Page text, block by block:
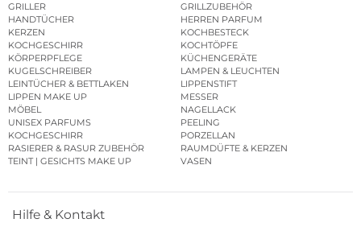
GRILLER
GRILLZUBEHÖR
HANDTÜCHER
HERREN PARFUM
KERZEN
KOCHBESTECK
KOCHGESCHIRR
KOCHTÖPFE
KÖRPERPFLEGE
KÜCHENGERÄTE
KUGELSCHREIBER
LAMPEN & LEUCHTEN
LEINTÜCHER & BETTLAKEN
LIPPENSTIFT
LIPPEN MAKE UP
MESSER
MÖBEL
NAGELLACK
UNISEX PARFUMS
PEELING
KOCHGESCHIRR
PORZELLAN
RASIERER & RASUR ZUBEHÖR
RAUMDÜFTE & KERZEN
TEINT | GESICHTS MAKE UP
VASEN
Hilfe & Kontakt